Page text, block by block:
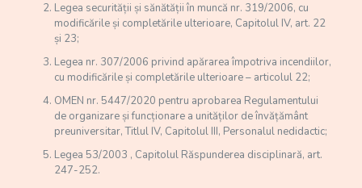
Legea securității și sănătății în muncă nr. 319/2006, cu
modificările și completările ulterioare, Capitolul IV, art. 22
și 23;
Legea nr. 307/2006 privind apărarea împotriva incendiilor,
cu modificările și completările ulterioare – articolul 22;
OMEN nr. 5447/2020 pentru aprobarea Regulamentului
de organizare și funcționare a unităților de învățământ
preuniversitar, Titlul IV, Capitolul III, Personalul nedidactic;
Legea 53/2003 , Capitolul Răspunderea disciplinară, art.
247-252.